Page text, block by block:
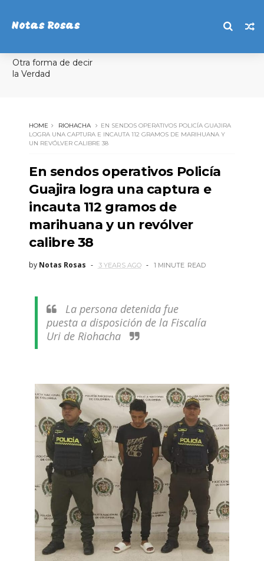
Notas Rosas
Otra forma de decir
la Verdad
HOME RIOHACHA
EN SENDOS OPERATIVOS POLICÍA GUAJIRA
LOGRA UNA CAPTURA E INCAUTA 112 GRAMOS DE MARIHUANA Y
UN REVÓLVER CALIBRE 38
En sendos operativos Policía
Guajira logra una captura e
incauta 112 gramos de
marihuana y un revólver
calibre 38
by Notas Rosas 3 YEARS AGO 1 MINUTE READ
La persona detenida fue
puesta a disposición de la Fiscalía
Uri de Riohacha